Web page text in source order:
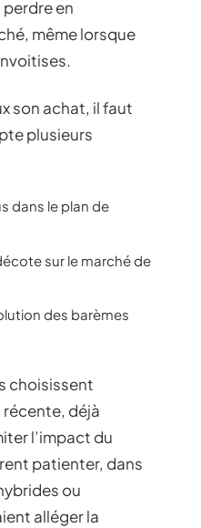
perdre en
même lorsque
son achat, il faut
plusieurs
dans le plan de
sur le marché de
des barèmes
choisissent
récente, déjà
l’impact du
patienter, dans
ou
alléger la